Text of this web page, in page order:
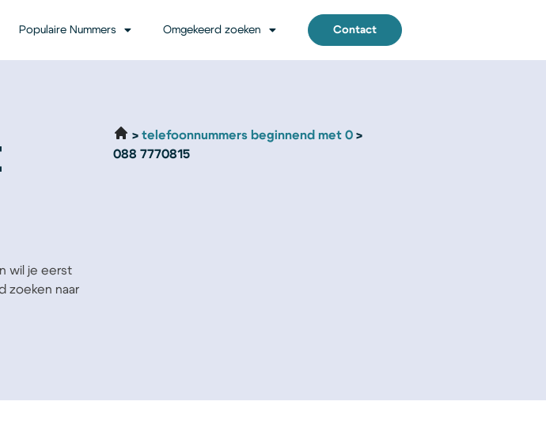
Populaire Nummers Omgekeerd zoeken Contact
wil je eerst
zoeken naar
telefoonnummers beginnend met 0
088 7770815